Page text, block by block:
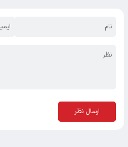
ارسال نظر